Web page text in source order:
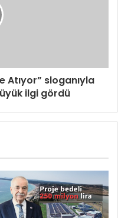
Atıyor” sloganıyla
ilgi gördü